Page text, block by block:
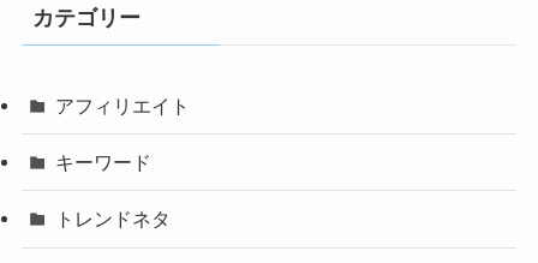
カテゴリー
アフィリエイト
キーワード
トレンドネタ